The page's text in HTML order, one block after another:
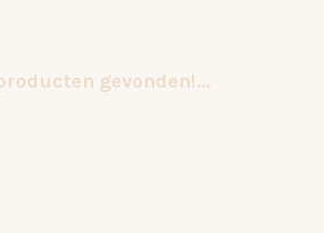
gevonden!...